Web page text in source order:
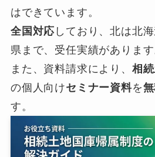
はできています。
全国対応 しており、北は北
県まで、受任実績があります
また、資料請求により、 相
の個人向けセミナー資料を
す。